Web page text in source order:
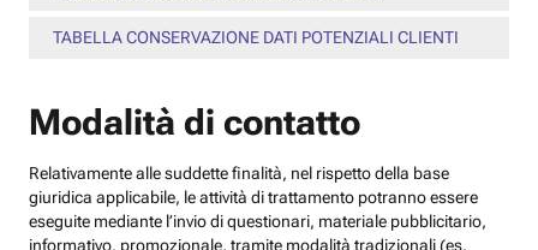
TABELLA CONSERVAZIONE DATI POTENZIALI CLIENTI
Modalità di contatto
Relativamente alle suddette finalità, nel rispetto della base
giuridica applicabile, le attività di trattamento potranno essere
eseguite mediante l’invio di questionari, materiale pubblicitario,
informativo, promozionale, tramite modalità tradizionali (es.